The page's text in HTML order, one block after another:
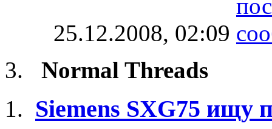
25.12.2008, 02:09
Normal Threads
Siemens SXG75 ищу